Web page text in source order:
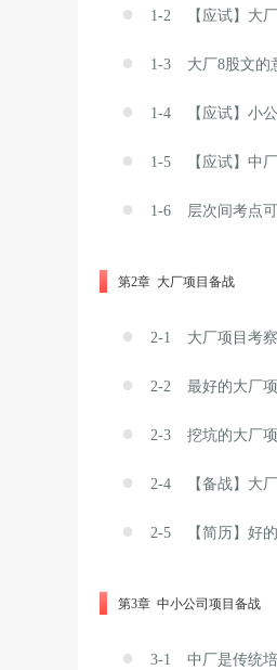
● 1-2 【应试】大
● 1-3 大厂8股文的
● 1-4 【应试】小
● 1-5 【应试】中
● 1-6 层次间考点
第2章 大厂项目备战
● 2-1 大厂项目考
● 2-2 最好的大厂
● 2-3 挖坑的大厂
● 2-4 【备战】大
● 2-5 【简历】好
第3章 中小公司项目备战
● 3-1 中厂是传统